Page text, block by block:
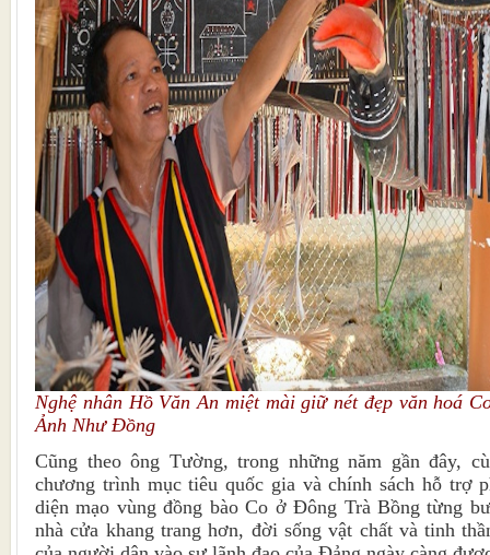
Nghệ nhân Hồ Văn An miệt mài giữ nét đẹp văn hoá
Ảnh Như Đồng
Cũng theo ông Tường, trong những năm gần đây,
chương trình mục tiêu quốc gia và chính sách hỗ trợ
diện mạo vùng đồng bào Co ở Đông Trà Bồng từng
nhà cửa khang trang hơn, đời sống vật chất và tinh